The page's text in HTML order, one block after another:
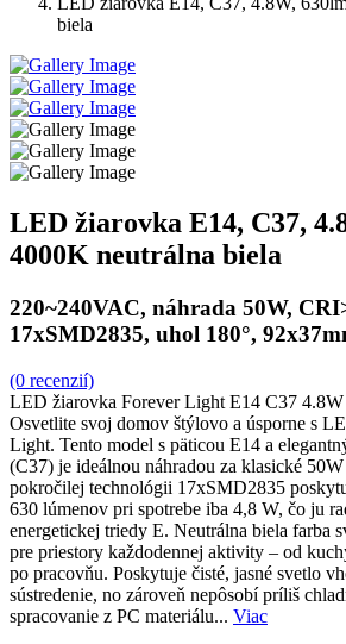
biela
LED žiarovka E14, C37,
4000K neutrálna biela
220~240VAC, náhrada 50W,
17xSMD2835, uhol 180°,
(0 recenzií)
LED žiarovka Forever Light E14 C37
Osvetlite svoj domov štýlovo a úsporne s
Light. Tento model s päticou E14 a
(C37) je ideálnou náhradou za klasické
pokročilej technológii 17xSMD2835
630 lúmenov pri spotrebe iba 4,8 W, čo ju
energetickej triedy E. Neutrálna biela farba
pre priestory každodennej aktivity – od
po pracovňu. Poskytuje čisté, jasné svetlo
sústredenie, no zároveň nepôsobí príliš
spracovanie z PC materiálu... Viac